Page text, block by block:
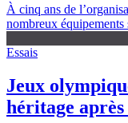
À cinq ans de
nombreux
Essais
Jeux
héritage